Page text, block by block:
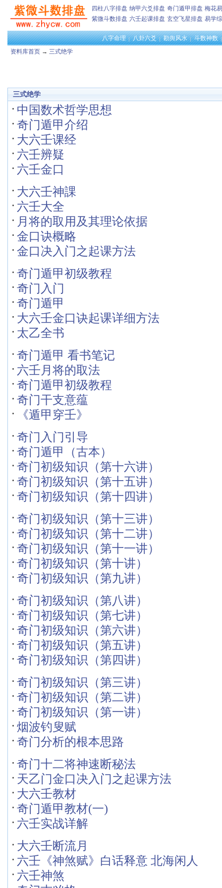
四柱八字排盘 纳甲六爻排盘 奇门遁甲排盘 梅花
紫微斗数排盘 六壬起课排盘 玄空飞星排盘 易学
八字命理 八卦六爻 勘舆风水
斗数神数
资料库首页 → 三式绝学
三式绝学
中国数术哲学思想
奇门遁甲介绍
大六壬课经
六壬辨疑
六壬金口
大六壬神課
六壬大全
月将的取用及其理论依据
金口诀概略
金口决入门之起课方法
奇门遁甲初级教程
奇门入门
奇门遁甲
大六壬金口诀起课详细方法
太乙全书
奇门遁甲 看书笔记
六壬月将的取法
奇门遁甲初级教程
奇门干支意蕴
《遁甲穿壬》
奇门入门引导
奇门遁甲（古本）
奇门初级知识（第十六讲）
奇门初级知识（第十五讲）
奇门初级知识（第十四讲）
奇门初级知识（第十三讲）
奇门初级知识（第十二讲）
奇门初级知识（第十一讲）
奇门初级知识（第十讲）
奇门初级知识（第九讲）
奇门初级知识（第八讲）
奇门初级知识（第七讲）
奇门初级知识（第六讲）
奇门初级知识（第五讲）
奇门初级知识（第四讲）
奇门初级知识（第三讲）
奇门初级知识（第二讲）
奇门初级知识（第一讲）
烟波钓叟赋
奇门分析的根本思路
奇门十二将神速断秘法
天乙门金口决入门之起课方法
大六壬教材
奇门遁甲教材(一)
六壬实战详解
大六壬断流月
六壬《神煞赋》白话释意 北海闲人
六壬神煞